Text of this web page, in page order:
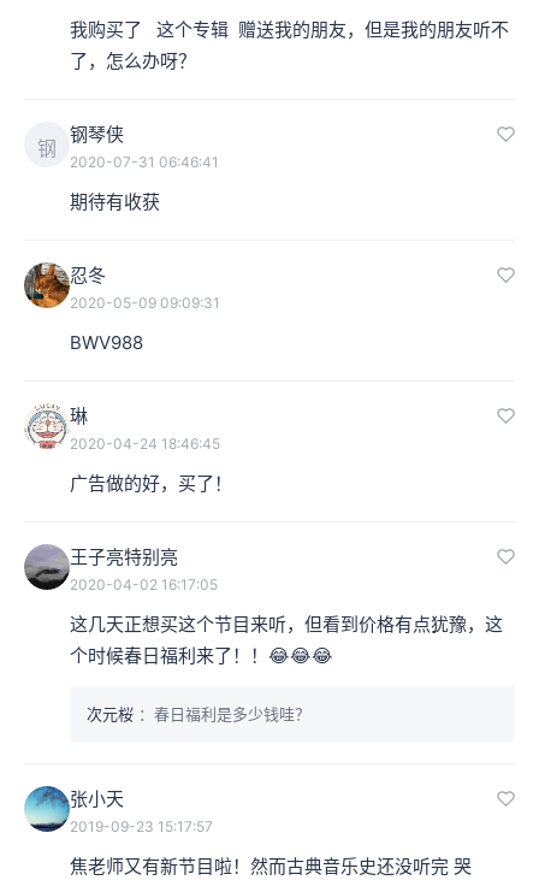
我购买了   这个专辑  赠送我的朋友，但是我的朋友听不
了，怎么办呀？
钢
钢琴侠
2020-07-31 06:46:41
期待有收获
忍冬
2020-05-09 09:09:31
BWV988
琳
2020-04-24 18:46:45
广告做的好，买了！
王子亮特别亮
2020-04-02 16:17:05
这几天正想买这个节目来听，但看到价格有点犹豫，这
个时候春日福利来了！！😂😂😂
次元桜 ：春日福利是多少钱哇？
张小天
2019-09-23 15:17:57
焦老师又有新节目啦！然而古典音乐史还没听完 哭